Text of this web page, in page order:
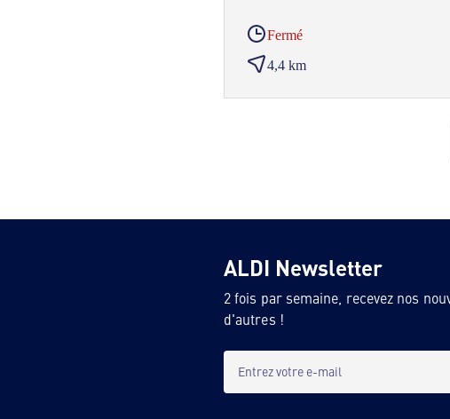
Fermé
4,4 km
ALDI Newsletter
2 fois par semaine, recevez nos
d'autres !
Entrez votre e-mail